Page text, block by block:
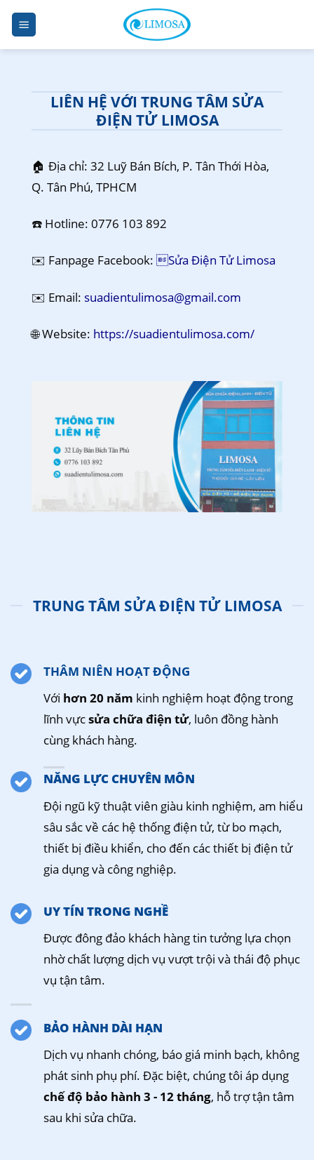
Skip
content
LIÊN HỆ VỚI TRUNG TÂM SỬA
ĐIỆN TỬ LIMOSA
🏠 Địa chỉ: 32 Luỹ Bán Bích, P. Tân Thới Hòa,
Q. Tân Phú, TPHCM
☎️ Hotline: 0776 103 892
✉️ Fanpage Facebook: Sửa Điện Tử Limosa
✉️ Email: suadientulimosa@gmail.com
🌐 Website: https://suadientulimosa.com/
TRUNG TÂM SỬA ĐIỆN TỬ LIMOSA
THÂM NIÊN HOẠT ĐỘNG
Với hơn 20 năm kinh nghiệm hoạt động trong
lĩnh vựcsửa chữa điện tử, luôn đồng hành
cùng khách hàng.
NĂNG LỰC CHUYÊN MÔN
Đội ngũ kỹ thuật viên giàu kinh nghiệm, am hiểu
sâu sắc về các hệ thống điện tử, từ bo mạch,
thiết bị điều khiển, cho đến các thiết bị điện tử
gia dụng và công nghiệp.
UY TÍN TRONG NGHỀ
Được đông đảo khách hàng tin tưởng lựa chọn
nhờ chất lượng dịch vụ vượt trội và thái độ phục
vụ tận tâm.
BẢO HÀNH DÀI HẠN
Dịch vụ nhanh chóng, báo giá minh bạch, không
phát sinh phụ phí. Đặc biệt, chúng tôi áp dụng
chế độ bảo hành 3 - 12 tháng, hỗ trợ tận tâm
sau khi sửa chữa.